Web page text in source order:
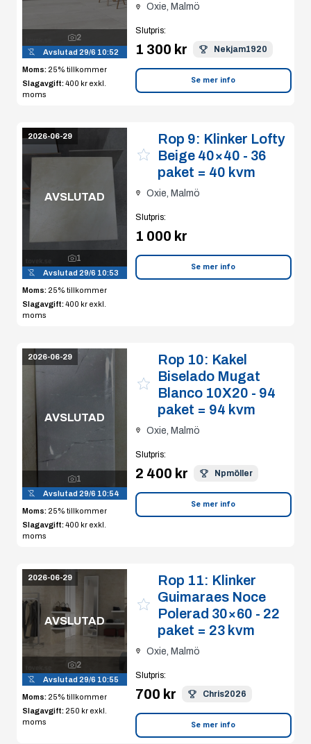
2
Avslutad29/6 10:52
Moms: 25% tillkommer
Slagavgift:400 kr exkl.
moms
Oxie, Malmö
Slutpris:
1 300 kr Nekjam1920
Se mer info
2026-06-29
AVSLUTAD
1
Avslutad29/6 10:53
Moms: 25% tillkommer
Slagavgift:400 kr exkl.
moms
Rop 9: Klinker Lofty
Beige 40×40 - 36
paket = 40 kvm
Oxie, Malmö
Slutpris:
1 000 kr
Se mer info
2026-06-29
AVSLUTAD
1
Avslutad29/6 10:54
Moms: 25% tillkommer
Slagavgift:400 kr exkl.
moms
Rop 10: Kakel
Biselado Mugat
Blanco 10X20 - 94
paket = 94 kvm
Oxie, Malmö
Slutpris:
2 400 kr Npmöller
Se mer info
2026-06-29
AVSLUTAD
2
Avslutad29/6 10:55
Moms: 25% tillkommer
Slagavgift: 250 kr exkl.
moms
Rop 11: Klinker
Guimaraes Noce
Polerad 30×60 - 22
paket = 23 kvm
Oxie, Malmö
Slutpris:
700 kr Chris2026
Se mer info